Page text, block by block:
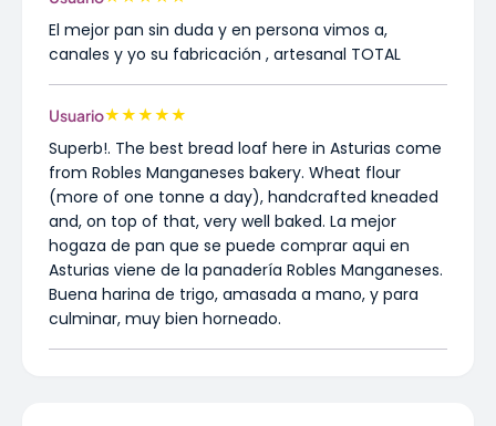
El mejor pan sin duda y en persona vimos a,
canales y yo su fabricación , artesanal TOTAL
Usuario★★★★★
Superb!. The best bread loaf here in Asturias come
from Robles Manganeses bakery. Wheat flour
(more of one tonne a day), handcrafted kneaded
and, on top of that, very well baked. La mejor
hogaza de pan que se puede comprar aqui en
Asturias viene de la panadería Robles Manganeses.
Buena harina de trigo, amasada a mano, y para
culminar, muy bien horneado.